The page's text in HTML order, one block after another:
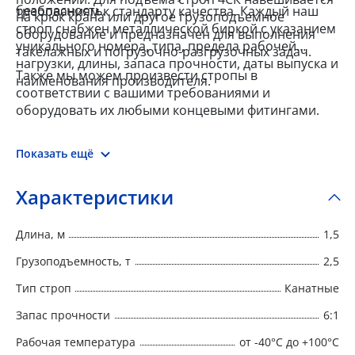
безопасность.
на крюк крана или другое грузоподъемное
оборудование и предназначен для выполнения
такелажных и погрузочно-разгрузочных задач.
требованиям к стандарту качества. Каждый наш
строп снабжен металлической биркой с указанием
уникального номера, типа, предела рабочей
нагрузки, длины, запаса прочности, даты выпуска и
наименования производителя.
Также мы можем произвести стропы в
соответствии с вашими требованиями и
оборудовать их любыми концевыми фитингами.
Показать ещё
Характеристики
Длина, м
1,5
Грузоподъемность, т
2,5
Тип строп
Канатные
Запас прочности
6:1
Рабочая температура
от -40°C до +100°C